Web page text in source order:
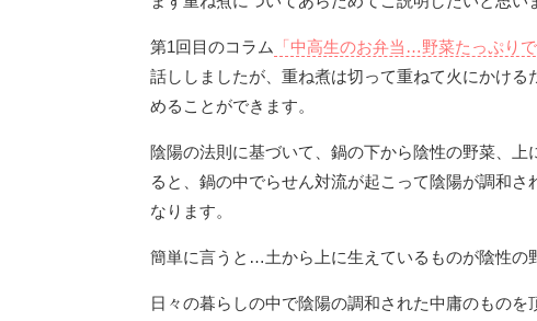
第1回目のコラム 「中高生のお弁当…野菜たっぷり
話ししましたが、重ね煮は切って重ねて火にかけ
めることができます。
陰陽の法則に基づいて、鍋の下から陰性の野菜、
ると、鍋の中でらせん対流が起こって陰陽が調和
なります。
簡単に言うと…土から上に生えているものが陰性の
日々の暮らしの中で陰陽の調和された中庸のものを